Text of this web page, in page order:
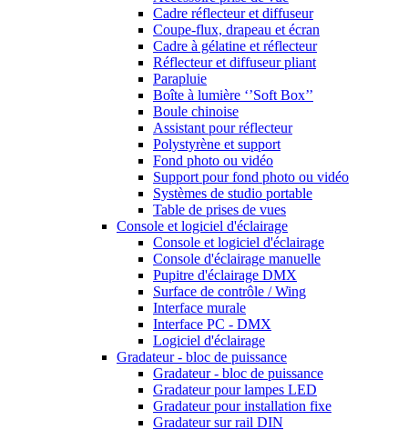
Cadre réflecteur et diffuseur
Coupe-flux, drapeau et écran
Cadre à gélatine et réflecteur
Réflecteur et diffuseur pliant
Parapluie
Boîte à lumière ‘’Soft Box’’
Boule chinoise
Assistant pour réflecteur
Polystyrène et support
Fond photo ou vidéo
Support pour fond photo ou vidéo
Systèmes de studio portable
Table de prises de vues
Console et logiciel d'éclairage
Console et logiciel d'éclairage
Console d'éclairage manuelle
Pupitre d'éclairage DMX
Surface de contrôle / Wing
Interface murale
Interface PC - DMX
Logiciel d'éclairage
Gradateur - bloc de puissance
Gradateur - bloc de puissance
Gradateur pour lampes LED
Gradateur pour installation fixe
Gradateur sur rail DIN